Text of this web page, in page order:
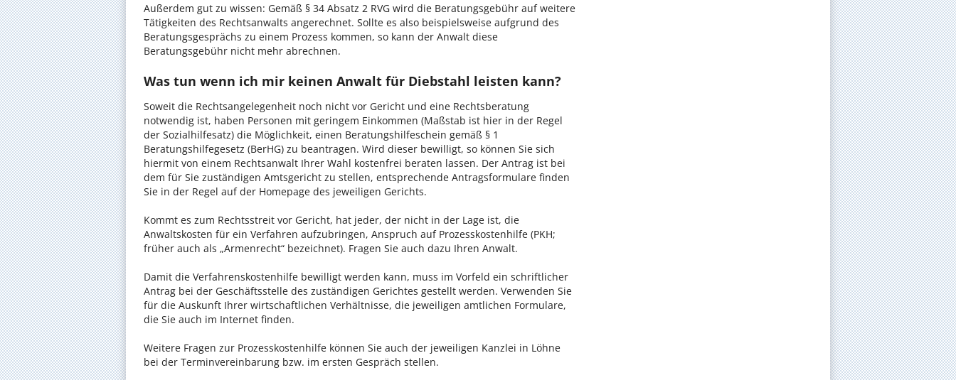
Außerdem gut zu wissen: Gemäß § 34 Absatz 2 RVG wird die Beratungsgebühr auf weitere
Tätigkeiten des Rechtsanwalts angerechnet. Sollte es also beispielsweise aufgrund des
Beratungsgesprächs zu einem Prozess kommen, so kann der Anwalt diese
Beratungsgebühr nicht mehr abrechnen.
Was tun wenn ich mir keinen Anwalt für Diebstahl leisten kann?
Soweit die Rechtsangelegenheit noch nicht vor Gericht und eine Rechtsberatung
notwendig ist, haben Personen mit geringem Einkommen (Maßstab ist hier in der Regel
der Sozialhilfesatz) die Möglichkeit, einen Beratungshilfeschein gemäß § 1
Beratungshilfegesetz (BerHG) zu beantragen. Wird dieser bewilligt, so können Sie sich
hiermit von einem Rechtsanwalt Ihrer Wahl kostenfrei beraten lassen. Der Antrag ist bei
dem für Sie zuständigen Amtsgericht zu stellen, entsprechende Antragsformulare finden
Sie in der Regel auf der Homepage des jeweiligen Gerichts.
Kommt es zum Rechtsstreit vor Gericht, hat jeder, der nicht in der Lage ist, die
Anwaltskosten für ein Verfahren aufzubringen, Anspruch auf Prozesskostenhilfe (PKH;
früher auch als „Armenrecht“ bezeichnet). Fragen Sie auch dazu Ihren Anwalt.
Damit die Verfahrenskostenhilfe bewilligt werden kann, muss im Vorfeld ein schriftlicher
Antrag bei der Geschäftsstelle des zuständigen Gerichtes gestellt werden. Verwenden Sie
für die Auskunft Ihrer wirtschaftlichen Verhältnisse, die jeweiligen amtlichen Formulare,
die Sie auch im Internet finden.
Weitere Fragen zur Prozesskostenhilfe können Sie auch der jeweiligen Kanzlei in Löhne
bei der Terminvereinbarung bzw. im ersten Gespräch stellen.